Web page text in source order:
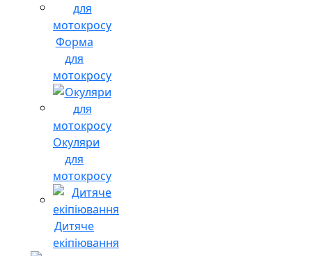
Форма
для
мотокросу
Окуляри
для
мотокросу
Дитяче
екіпіювання